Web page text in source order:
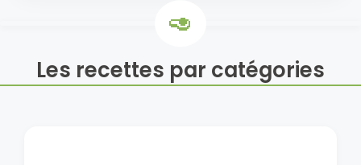
Les recettes par catégories